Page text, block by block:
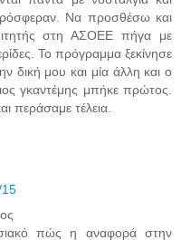
Να προσθέσω και
στη ΑΣΟΕΕ πήγα με
Το πρόγραμμα ξεκίνησε
δική μου και μία άλλη και ο
γκαντέμης μπήκε πρώτος.
περάσαμε τέλεια.
πώς η αναφορά στην